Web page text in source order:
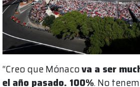
“Creo que Mónacova a ser
el año pasado. 100%. No